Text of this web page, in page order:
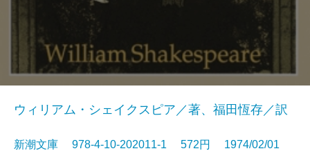
ウィリアム・シェイクスピア／著、福田恆存／訳
新潮文庫 978-4-10-202011-1 572円 1974/02/01